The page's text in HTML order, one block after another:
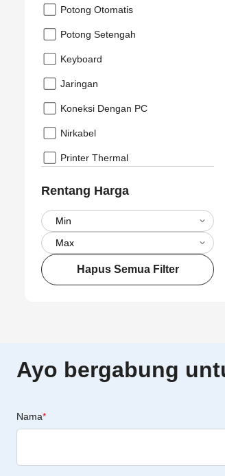
Potong Otomatis
Potong Setengah
Keyboard
Jaringan
Koneksi Dengan PC
Nirkabel
Printer Thermal
Rentang Harga
Hapus Semua Filter
Ayo bergabung
Nama*